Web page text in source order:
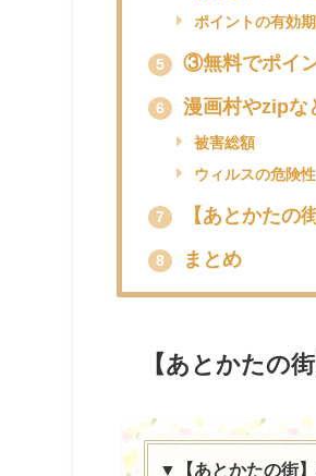
ポイントの有効
5 ③無料でポイ
6 漫画村やzipな
被害総額
ウィルスの危険性
7 【あとかたの
8 まとめ
【あとかたの
▼【あとかたの街